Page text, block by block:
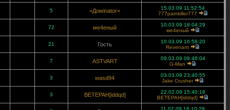
5 =Домinator=
15.03.09 11:52:54
777painkiller777
72 ме4еный
10.03.09 18:04:29
ме4еный
21 Гость
10.03.09 16:58:20
Revenant
7 ASTVART
09.03.09 09:46:04
G-Man
3 wasd94
03.03.09 23:40:55
Jake Crusher
3 BETEPAH[iddqd]
22.02.09 15:40:18
BETEPAH[iddqd]
11.02.09 16:10:29